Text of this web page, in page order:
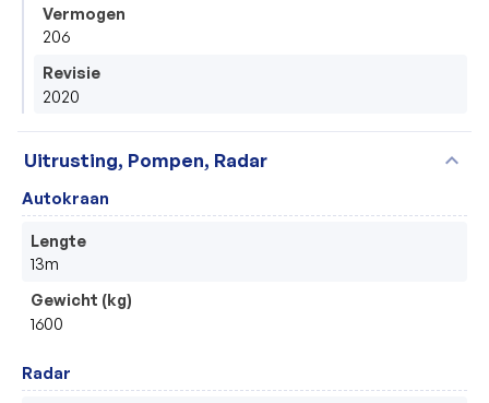
Vermogen
206
Revisie
2020
Uitrusting, Pompen, Radar expand_more
Autokraan
Lengte
13m
Gewicht (kg)
1600
Radar